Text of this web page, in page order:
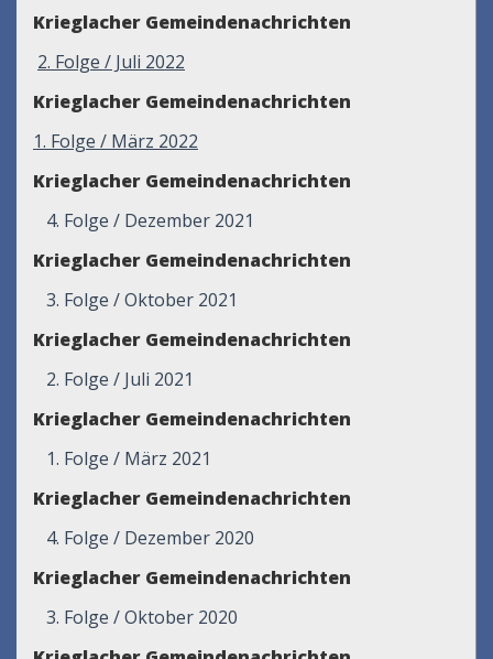
Krieglacher Gemeindenachrichten
2. Folge / Juli 2022
Krieglacher Gemeindenachrichten
1. Folge / März 2022
Krieglacher Gemeindenachrichten
4. Folge / Dezember 2021
Krieglacher Gemeindenachrichten
3. Folge / Oktober 2021
Krieglacher Gemeindenachrichten
2. Folge / Juli 2021
Krieglacher Gemeindenachrichten
1. Folge / März 2021
Krieglacher Gemeindenachrichten
4. Folge / Dezember 2020
Krieglacher Gemeindenachrichten
3. Folge / Oktober 2020